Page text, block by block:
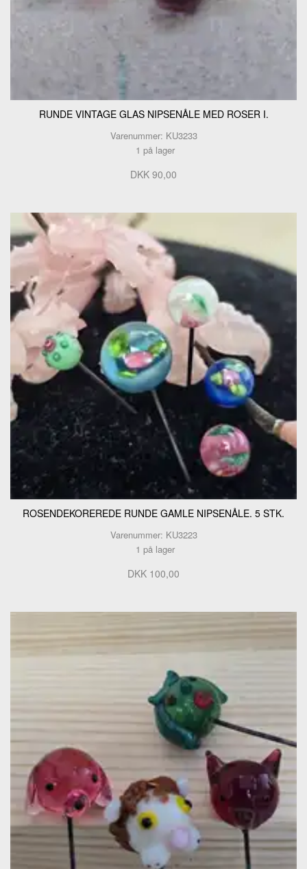
RUNDE VINTAGE GLAS NIPSENÅLE MED ROSER I.
Varenummer: KU3233
1 på lager
DKK 90,00
ROSENDEKOREREDE RUNDE GAMLE NIPSENÅLE. 5 STK.
Varenummer: KU3223
1 på lager
DKK 100,00